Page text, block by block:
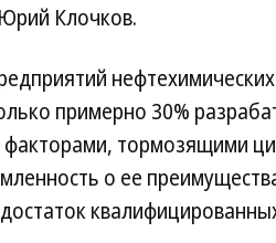
Клочков.
примерно 30%
тормозящими
о ее